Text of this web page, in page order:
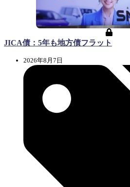
JICA債：5年も地方債フラット
2026年8月7日